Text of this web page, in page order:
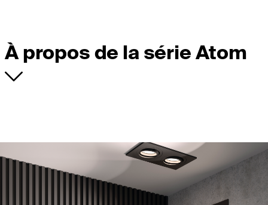
À propos de la série Atom